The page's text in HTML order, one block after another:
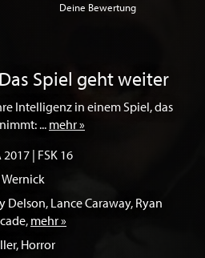
Spiel geht weiter
Intelligenz in einem Spiel, das
... mehr »
2017 | FSK 16
Delson, Lance Caraway, Ryan
, mehr »
, Horror
Deine Bewertung